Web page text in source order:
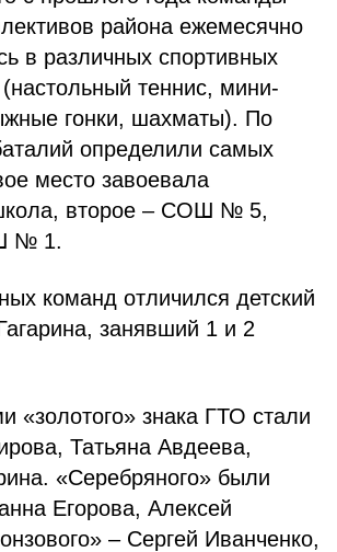
района ежемесячно
в различных спортивных
теннис, мини-
гонки, шахматы). По
определили самых
место завоевала
второе – СОШ № 5,
№ 1.
команд отличился детский
занявший 1 и 2
«золотого» знака ГТО стали
Татьяна Авдеева,
«Серебряного» были
Егорова, Алексей
– Сергей Иванчен­ко,